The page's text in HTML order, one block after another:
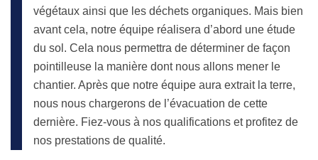
végétaux ainsi que les déchets organiques. Mais bien
avant cela, notre équipe réalisera d’abord une étude
du sol. Cela nous permettra de déterminer de façon
pointilleuse la manière dont nous allons mener le
chantier. Après que notre équipe aura extrait la terre,
nous nous chargerons de l’évacuation de cette
dernière. Fiez-vous à nos qualifications et profitez de
nos prestations de qualité.